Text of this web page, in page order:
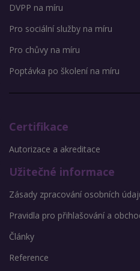
DVPP na míru
Pro sociální služby na míru
Pro chůvy na míru
Poptávka po školení na míru
Certifikace
Autorizace a akreditace
Užitečné informace
Zásady zpracování osobních
Pravidla pro přihlašování a
Články
Reference